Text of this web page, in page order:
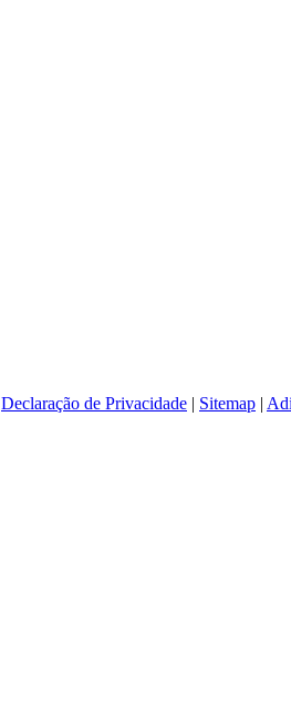
Declaração de Privacidade | Sitemap |